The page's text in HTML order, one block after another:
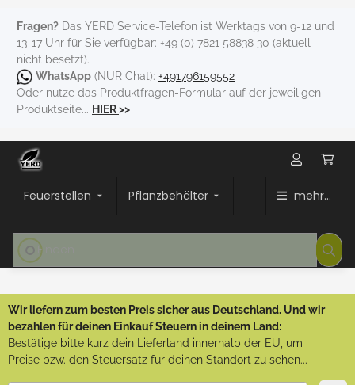
Fragen? Das YERD Service-Telefon ist Werktags von 9-12 und
13-17 Uhr für Sie verfügbar: +49 (0) 7821 58838 30 (aktuell
nicht besetzt).
WhatsApp (NUR Chat): +491796159552
Oder nutze das Produktfragen-Formular auf der jeweiligen
Produktseite... HIER>>
Feuerstellen Pflanzbehälter mehr...
Wir liefern zum besten Preis sicher aus Deutschland. Und wir
bezahlen für deinen Einkauf Steuern in deinem Land:
Bestätige bitte kurz dein Lieferland innerhalb der EU, um
Preise bzw. den Steuersatz für deinen Standort zu sehen...